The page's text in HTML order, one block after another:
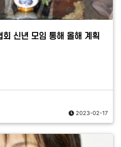
회 신년 모임 통해 올해 계획
2023-02-17